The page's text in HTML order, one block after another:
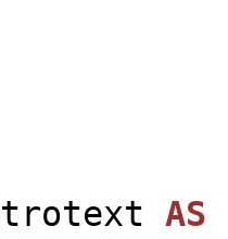
AS